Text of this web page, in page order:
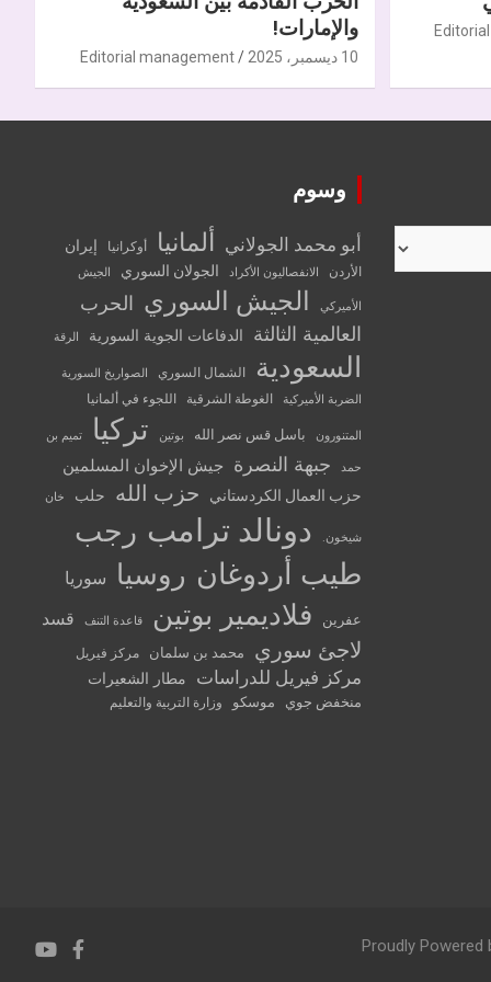
والإمارات!
10 ديسمبر، 2025 Editorial management
وسوم
أبو محمد الجولاني ألمانيا أوكرانيا إيران
الأردن الانفصاليون الأكراد الجولان السوري الجيش
الأميركي الجيش السوري الحرب
العالمية الثالثة
الدفاعات الجوية السورية الرقة
السعودية الشمال السوري
الصواريخ السورية
الضربة الأميركية
الغوطة الشرقية اللجوء في ألمانيا
المتنورون باسل قس نصر الله بوتين تركيا تميم بن
حمد جبهة النصرة جيش الإخوان المسلمين
حزب العمال الكردستاني حزب الله حلب خان
شيخون. دونالد ترامب رجب
طيب أردوغان روسيا سوريا
عفرين فلاديمير بوتين قاعدة التنف قسد
لاجئ سوري محمد بن سلمان مركز فيريل
مركز فيريل للدراسات مطار الشعيرات
منخفض جوي موسكو وزارة التربية والتعليم
Proudly Powered